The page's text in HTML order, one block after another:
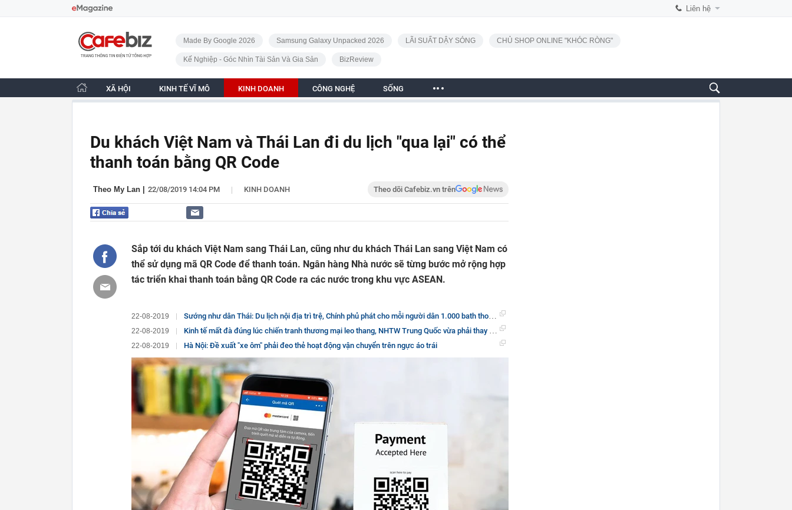
Liên hệ
CafeBiz - Trang chủ
Made By Google 2026 Samsung Galaxy Unpacked 2026 LÃI SUẤT DẬY SÓNG CHỦ SHOP ONLINE "KHÓC RÒNG"
Kế Nghiệp - Góc Nhìn Tài Sản Và Gia Sản BizReview
XÃ HỘI KINH TẾ VĨ MÔ KINH DOANH CÔNG NGHỆ SỐNG
Du khách Việt Nam và Thái Lan đi du lịch "qua lại" có thể
thanh toán bằng QR Code
Theo My Lan 22/08/2019 14:04 PM | KINH DOANH Theo dõi Cafebiz.vn trên
Sắp tới du khách Việt Nam sang Thái Lan, cũng như du khách Thái Lan sang Việt Nam có
thể sử dụng mã QR Code để thanh toán. Ngân hàng Nhà nước sẽ từng bước mở rộng hợp
tác triển khai thanh toán bằng QR Code ra các nước trong khu vực ASEAN.
22-08-2019 Sướng như dân Thái: Du lịch nội địa trì trệ, Chính phủ phát cho mỗi người dân 1.000 bath thoải mái thăm thú khắp đất nước
22-08-2019 Kinh tế mất đà đúng lúc chiến tranh thương mại leo thang, NHTW Trung Quốc vừa phải thay đổi chính sách lãi suất để thúc đẩy nền kinh tế
22-08-2019 Hà Nội: Đề xuất "xe ôm" phải đeo thẻ hoạt động vận chuyển trên ngực áo trái